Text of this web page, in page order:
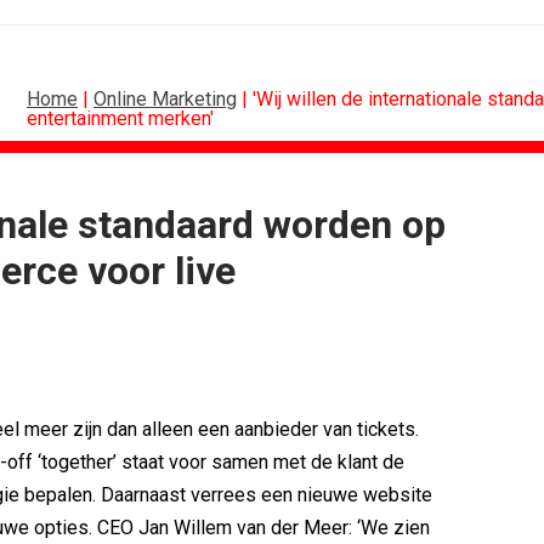
Home | Online Marketing | 'Wij willen de internationale
entertainment merken'
standaard worden op
voor live
meer zijn dan alleen een aanbieder van tickets.
‘together’ staat voor samen met de klant de
bepalen. Daarnaast verrees een nieuwe website
opties. CEO Jan Willem van der Meer: ‘We zien
Holland...
winnen...
Groene...
DESIGN
PRO bouwt identiteit rond Groene Roos
Studenten filteren sigaret uit iconen